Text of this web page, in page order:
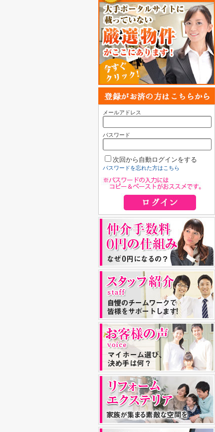
メールアドレス
パスワード
次回から自動ログインをする
パスワードを忘れた方はこちら